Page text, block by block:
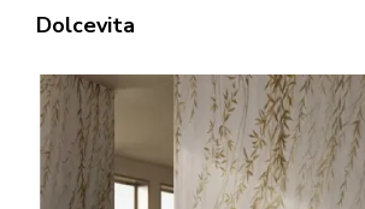
Dolcevita